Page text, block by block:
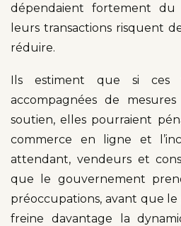
dépendaient fortement
leurs transactions risquent
réduire.
Ils estiment que si ces
accompagnées de
soutien, elles pourraient
commerce en ligne et
attendant, vendeurs et
que le gouvernement
préoccupations, avant que le
freine davantage la